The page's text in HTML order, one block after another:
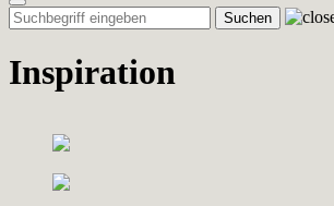
Toggle
navigation
Inspiration